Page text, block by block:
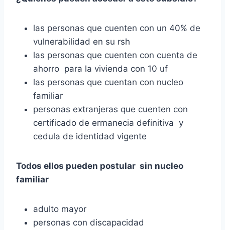
las personas que cuenten con un 40% de
vulnerabilidad en su rsh
las personas que cuenten con cuenta de
ahorro para la vivienda con 10 uf
las personas que cuentan con nucleo
familiar
personas extranjeras que cuenten con
certificado de ermanecia definitiva y
cedula de identidad vigente
Todos ellos pueden postular sin nucleo
familiar
adulto mayor
personas con discapacidad